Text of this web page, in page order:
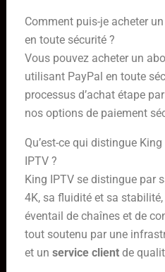
Comment puis-je acheter
en toute sécurité ?
Vous pouvez acheter un
utilisant PayPal en toute
processus d’achat étape
nos options de paiement
Qu’est-ce qui distingue
IPTV ?
King IPTV se distingue par
4K, sa fluidité et sa
éventail de chaînes et de
tout soutenu par une
et un service clientde